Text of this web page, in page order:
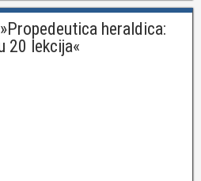
heraldica:
20 lekcija«